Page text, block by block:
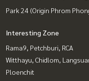
Park 24 (Origin Phrom
Interesting Zone
Rama9, Petchburi, RCA
Witthayu, Chidlom,
Ploenchit